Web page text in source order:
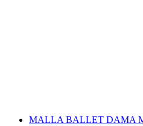
MALLA BALLET DAMA